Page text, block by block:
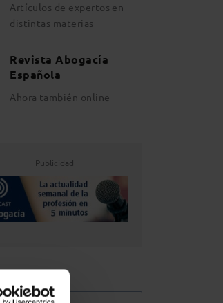
Artículos de expertos en
distintas materias
Revista Abogacía
Española
Ahora también online
Publicidad